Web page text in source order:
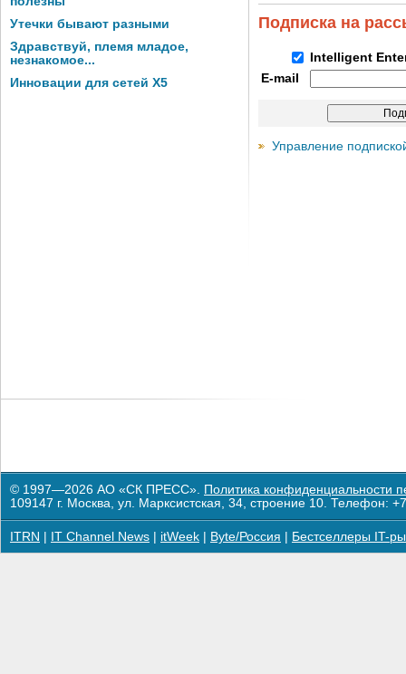
Утечки бывают разными
Здравствуй, племя младое,
незнакомое...
Инновации для сетей X5
Подписка на
Intelligent
E-mail
Управление
© 1997—2026 АО «СК ПРЕСС». Политика конфиденциальности
109147 г. Москва, ул. Марксистская, 34, строение 10. Телефон:
ITRN IT Channel News itWeek Byte/Россия Бестселлеры IT-